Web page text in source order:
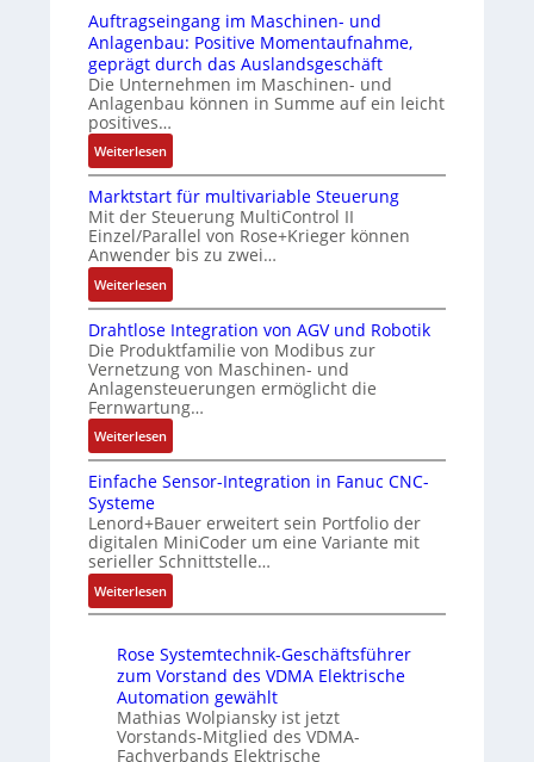
s
i
h
e
x
i
b
e
f
ü
r
d
i
e
A
n
w
n
d
u
n
g
o
f
i
g
i
n
e
n
4
u
n
d
5
G
a
u
d
e
n
R
a
s
p
e
r
r
y
i
Z
e
r
t
i
e
r
n
g
b
e
s
t
ä
t
i
t
R
e
i
f
g
r
a
d
M
u
c
k
a
u
s
g
l
e
i
c
h
s
l
e
m
e
t
e
i
t
S
p
e
i
a
l
m
e
Auftragseingang im Maschinen- und
Anlagenbau: Positive Momentaufnahme,
geprägt durch das Auslandsgeschäft
Die Unternehmen im Maschinen- und
Anlagenbau können in Summe auf ein leicht
positives…
Weiterlesen:
A
u
f
t
r
a
g
e
i
n
g
a
n
g
m
M
a
s
h
i
n
e
n
Marktstart für multivariable Steuerung
Mit der Steuerung MultiControl II
Einzel/Parallel von Rose+Krieger können
Anwender bis zu zwei…
Weiterlesen:
M
a
r
k
t
s
t
a
r
f
ü
r
m
l
t
i
v
a
Drahtlose Integration von AGV und Robotik
Die Produktfamilie von Modibus zur
Vernetzung von Maschinen- und
Anlagensteuerungen ermöglicht die
Fernwartung…
Weiterlesen:
D
r
h
t
l
o
s
I
n
t
e
g
Einfache Sensor-Integration in Fanuc CNC-
Systeme
Lenord+Bauer erweitert sein Portfolio der
digitalen MiniCoder um eine Variante mit
serieller Schnittstelle…
Weiterlesen:
E
n
f
a
c
h
Rose Systemtechnik-Geschäftsführer
zum Vorstand des VDMA Elektrische
Automation gewählt
Mathias Wolpiansky ist jetzt
Vorstands-Mitglied des VDMA-
Fachverbands Elektrische